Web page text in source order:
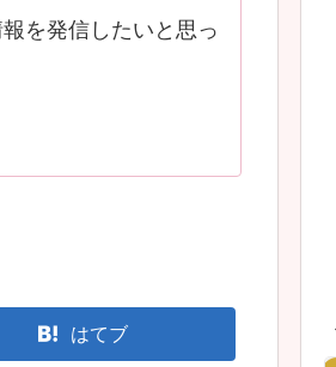
を発信したいと思っ
はてブ